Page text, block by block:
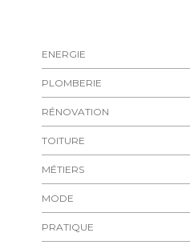
ENERGIE
PLOMBERIE
RÉNOVATION
TOITURE
MÉTIERS
MODE
PRATIQUE